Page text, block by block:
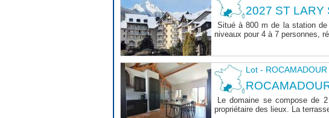
2027 ST LARY
Situé à 800 m de la station de
niveaux pour 4 à 7 personnes,
Lot - ROCAMADOUR
Le domaine se compose de
propriétaire des lieux. La